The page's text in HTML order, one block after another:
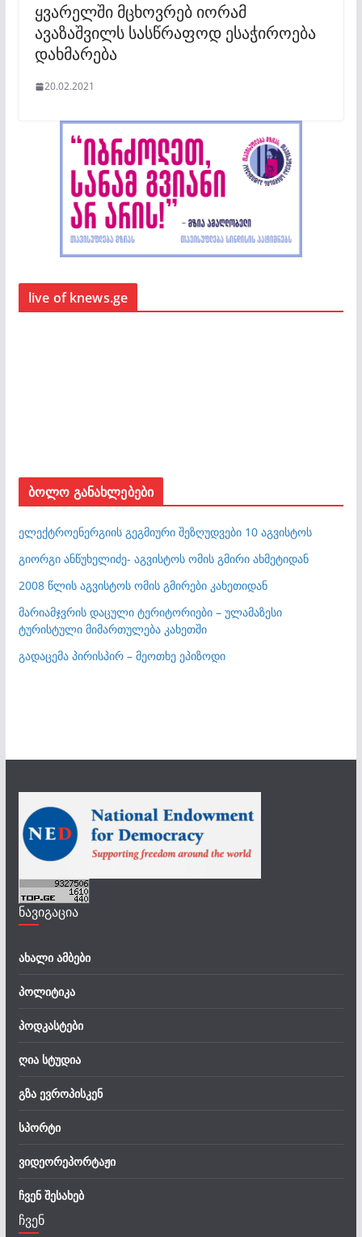
ყვარელში მცხოვრებ იორამ
ავაზაშვილს სასწრაფოდ ესაჭიროება
დახმარება
20.02.2021
live of knews.ge
ბოლო განახლებები
ელექტროენერგიის გეგმიური შეზღუდვები 10 აგვისტოს
გიორგი ანწუხელიძე- აგვისტოს ომის გმირი ახმეტიდან
2008 წლის აგვისტოს ომის გმირები კახეთიდან
მარიამჯვრის დაცული ტერიტორიები – ულამაზესი
ტურისტული მიმართულება კახეთში
გადაცემა პირისპირ – მეოთხე ეპიზოდი
ნავიგაცია
ახალი ამბები
პოლიტიკა
პოდკასტები
ღია სტუდია
გზა ევროპისკენ
სპორტი
ვიდეორეპორტაჟი
ჩვენ შესახებ
ჩვენ